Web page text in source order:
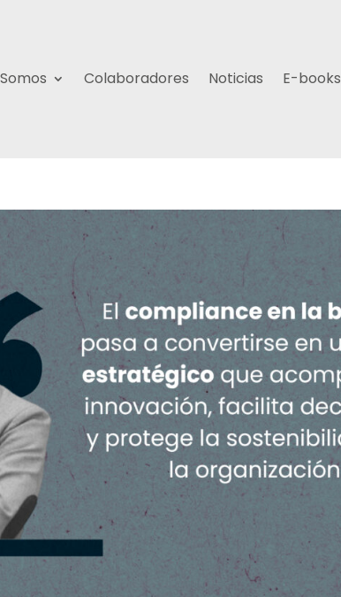
Colaboradores Noticias E-books